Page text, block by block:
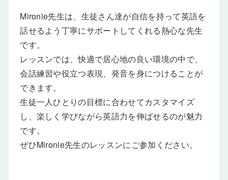
Mironie先生は、生徒さん達が自信を持って英語を
話せるよう丁寧にサポートしてくれる熱心な先生
です。
レッスンでは、快適で居心地の良い環境の中で、
会話練習や役立つ表現、発音を身につけることが
できます。
生徒一人ひとりの目標に合わせてカスタマイズ
し、楽しく学びながら英語力を伸ばせるのが魅力
です。
ぜひMironie先生のレッスンにご参加ください。